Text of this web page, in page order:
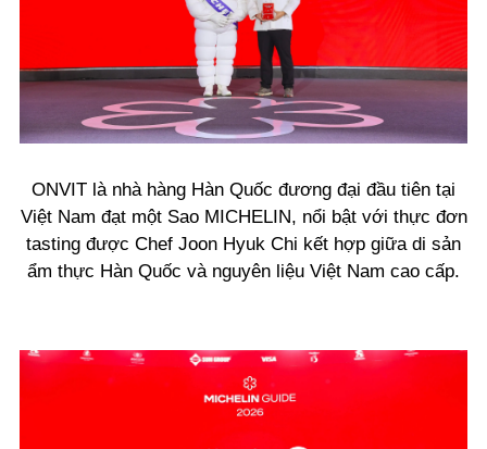
ONVIT là nhà hàng Hàn Quốc đương đại đầu tiên tại
Việt Nam đạt một Sao MICHELIN, nổi bật với thực đơn
tasting được Chef Joon Hyuk Chi kết hợp giữa di sản
ẩm thực Hàn Quốc và nguyên liệu Việt Nam cao cấp.